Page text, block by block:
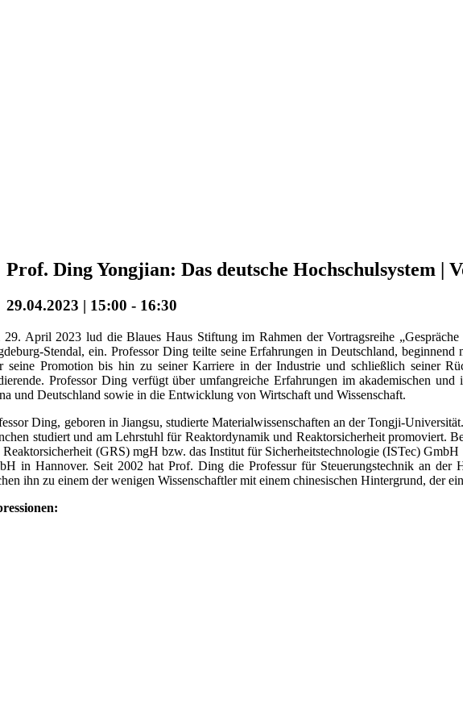
Prof. Ding Yongjian: Das deutsche Hochschulsystem |
29.04.2023 | 15:00 - 16:30
April 2023 lud die Blaues Haus Stiftung im Rahmen der Vortragsreihe
Stendal, ein. Professor Ding teilte seine Erfahrungen in Deutschland,
seine Promotion bis hin zu seiner Karriere in der Industrie und schließlich seiner
Professor Ding verfügt über umfangreiche Erfahrungen im akademischen
und Deutschland sowie in die Entwicklung von Wirtschaft und Wissenschaft.
Ding, geboren in Jiangsu, studierte Materialwissenschaften an der Tongji-
studiert und am Lehrstuhl für Reaktordynamik und Reaktorsicherheit promoviert.
Reaktorsicherheit (GRS) mgH bzw. das Institut für Sicherheitstechnologie (ISTec)
in Hannover. Seit 2002 hat Prof. Ding die Professur für Steuerungstechnik an der
ihn zu einem der wenigen Wissenschaftler mit einem chinesischen Hintergrund, der